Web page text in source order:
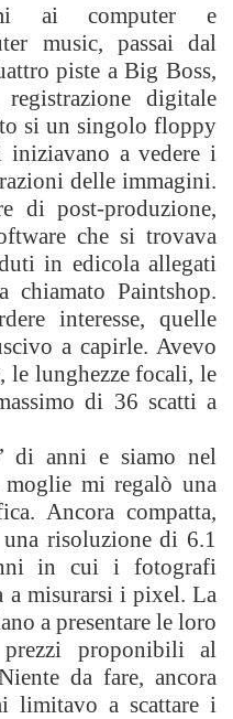
ai computer e
music, passai dal
piste a Big Boss,
digitale
si un singolo floppy
iniziavano a vedere i
delle immagini.
di post-produzione,
che si trovava
in edicola allegati
Paintshop.
interesse, quelle
a capirle. Avevo
le lunghezze focali, le
di 36 scatti a
di anni e siamo nel
mi regalò una
Ancora compatta,
risoluzione di 6.1
in cui i fotografi
a misurarsi i pixel. La
a presentare le loro
proponibili al
da fare, ancora
limitavo a scattare i